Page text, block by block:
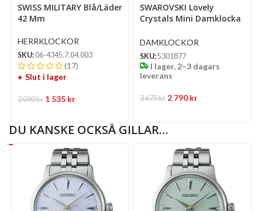
SWISS MILITARY Blå/Läder
42 Mm
HERRKLOCKOR
SKU: 06-4345.7.04.003
(17)
Slut i lager
2 090kr 1 535 kr
options
SWAROVSKI Lovely
Crystals Mini Damklocka
Läderarmband
DAMKLOCKOR
SKU:5301877
I lager, 2–3 dagars
leverans
3 675kr 2 790kr
DU KANSKE OCKSÅ GILLAR…